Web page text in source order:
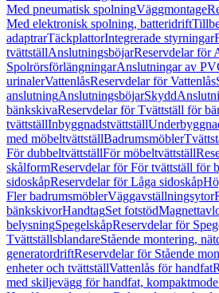
Med pneumatisk spolningVäggmontage
Med elektronisk spolning, batteridrift
adaptrarTäckplattorIntegrerade styrningar
tvättställAnslutningsböjarReservdelar för
SpolrörsförlängningarAnslutningar av
urinalerVattenlåsReservdelar för Vattenlås
anslutningAnslutningsböjarSkydd
bänkskivaReservdelar för Tvättställ för
tvättställInbyggnadstvättställ
med möbeltvättställBadrumsmöbler
För dubbeltvättställFör möbeltvättställ
skålformReservdelar för För tvättställ för
sidoskåpReservdelar för Låga sidoskåp
Fler badrumsmöblerVäggavställningsytor
bänkskivorHandtagSet fotstöd
belysningSpegelskåpReservdelar för
TvättställsblandareStående montering,
generatordriftReservdelar för Stående
enheter och tvättställVattenlås för handfat
med skiljevägg för handfat,